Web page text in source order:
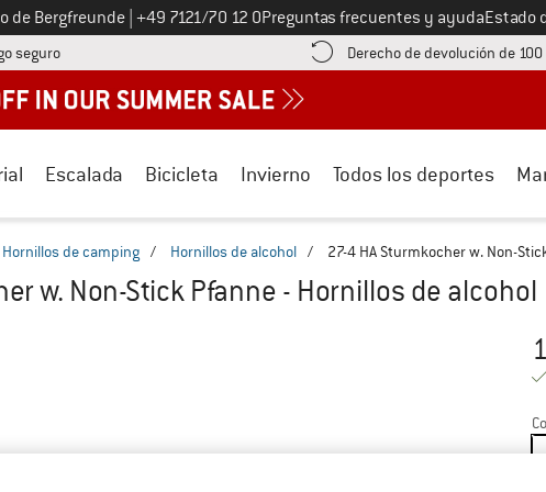
de Bergfreunde Llámenos al
+49 7121/70 12 0Preguntas frecuentes y ayudaEstado
seguro¡encuentre información sobre el pago aquí! Se abre en una ventana de
Derecho de devolución de
Escalada Bicicleta Invierno Todos los deportes
Hornillos de camping / Hornillos de alcohol / 27-4 HA Sturmkocher w. Non-
w. Non-Stick Pfanne - Hornillos de alcohol